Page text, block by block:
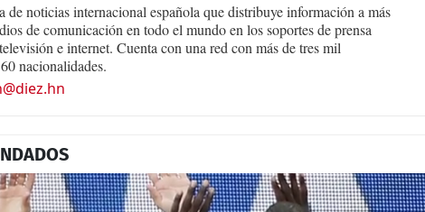
de noticias internacional española que distribuye información a más
de comunicación en todo el mundo en los soportes de prensa
e internet. Cuenta con una red con más de tres mil
nacionalidades.